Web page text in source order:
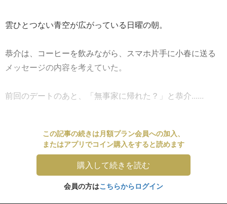
雲ひとつない青空が広がっている日曜の朝。
恭介は、コーヒーを飲みながら、スマホ片手に小春に送る
メッセージの内容を考えていた。
前回のデートのあと、「無事家に帰れた？」と恭介......
この記事の続きは月額プラン会員への加入、
またはアプリでコイン購入をすると読めます
購入して続きを読む
会員の方はこちらからログイン